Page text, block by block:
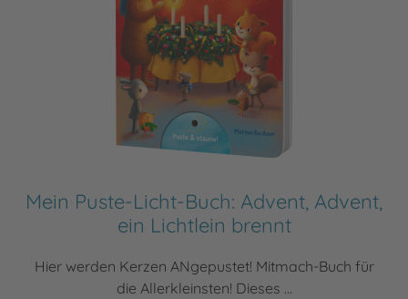
Mein Puste-Licht-Buch: Advent, Advent,
ein Lichtlein brennt
Hier werden Kerzen ANgepustet! Mitmach-Buch für
die Allerkleinsten! Dieses ...